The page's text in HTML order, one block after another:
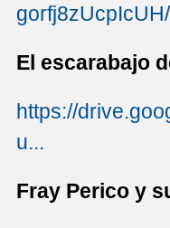
El escarabajo
https://
u...
Fray Perico y